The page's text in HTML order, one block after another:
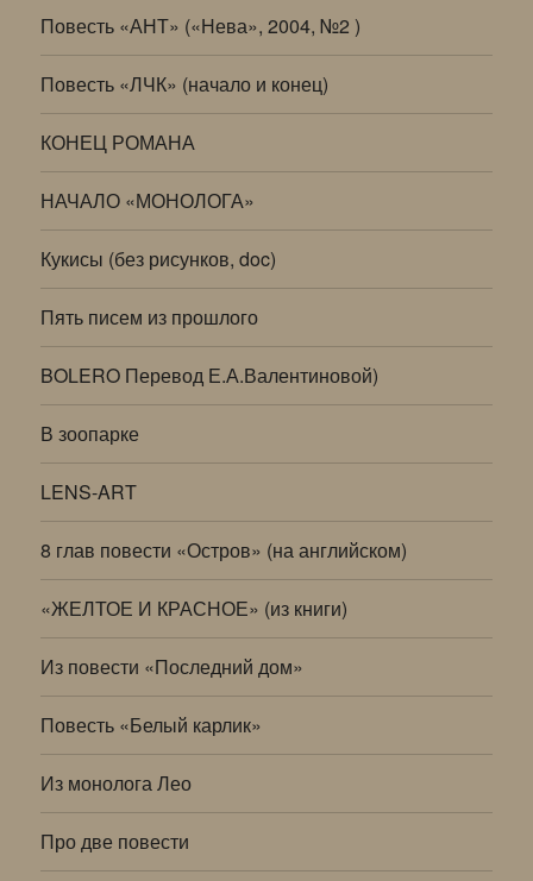
Повесть «АНТ» («Нева», 2004, №2 )
Повесть «ЛЧК» (начало и конец)
КОНЕЦ РОМАНА
НАЧАЛО «МОНОЛОГА»
Кукисы (без рисунков, doc)
Пять писем из прошлого
BOLERO Перевод Е.А.Валентиновой)
В зоопарке
LENS-ART
8 глав повести «Остров» (на английском)
«ЖЕЛТОЕ И КРАСНОЕ» (из книги)
Из повести «Последний дом»
Повесть «Белый карлик»
Из монолога Лео
Про две повести